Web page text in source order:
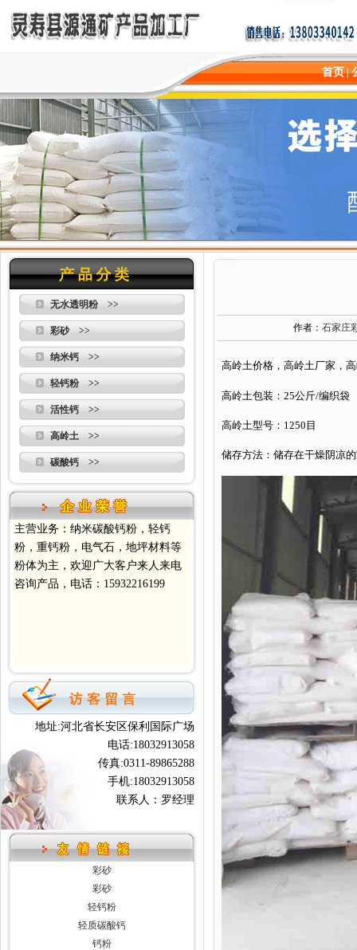
首页|
无水透明粉 >>
彩砂 >>
纳米钙 >>
轻钙粉 >>
活性钙 >>
高岭土 >>
碳酸钙 >>
主营业务：纳米碳酸钙粉，轻钙
粉，重钙粉，电气石，地坪材料等
粉体为主，欢迎广大客户来人来电
咨询产品，电话：15932216199
地址:河北省长安区保利国际广场
电话:18032913058
传真:0311-89865288
手机:18032913058
联系人：罗经理
彩砂
彩砂
轻钙粉
轻质碳酸钙
钙粉
作者： 石家庄
高岭土价格，高岭土厂家，
高岭土包装：25公斤/编织袋
高岭土型号：1250目
储存方法：储存在干燥阴凉